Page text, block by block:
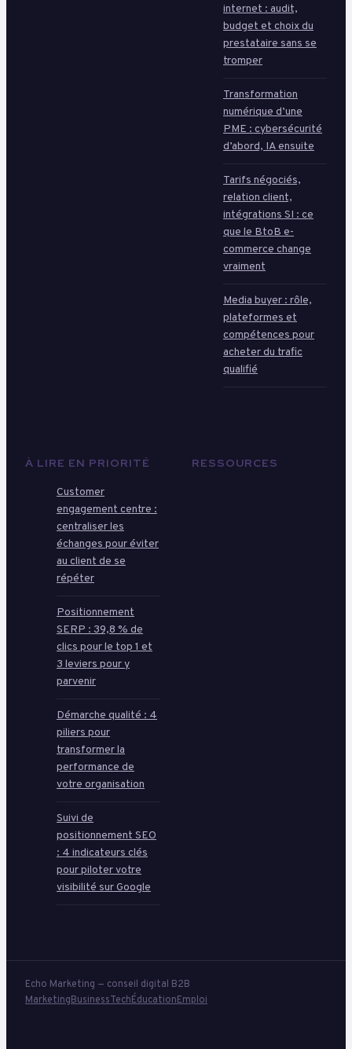
internet : audit,
budget et choix du
prestataire sans se
tromper
Transformation
numérique d’une
PME : cybersécurité
d’abord, IA ensuite
Tarifs négociés,
relation client,
intégrations SI : ce
que le BtoB e-
commerce change
vraiment
Media buyer : rôle,
plateformes et
compétences pour
acheter du trafic
qualifié
À LIRE EN PRIORITÉ
Customer
engagement centre :
centraliser les
échanges pour éviter
au client de se
répéter
Positionnement
SERP : 39,8 % de
clics pour le top 1 et
3 leviers pour y
parvenir
Démarche qualité : 4
piliers pour
transformer la
performance de
votre organisation
Suivi de
positionnement SEO
: 4 indicateurs clés
pour piloter votre
visibilité sur Google
RESSOURCES
Echo Marketing — conseil digital B2B
MarketingBusinessTechÉducationEmploi